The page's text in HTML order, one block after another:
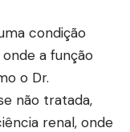
condição
a função
o Dr.
não tratada,
renal, onde